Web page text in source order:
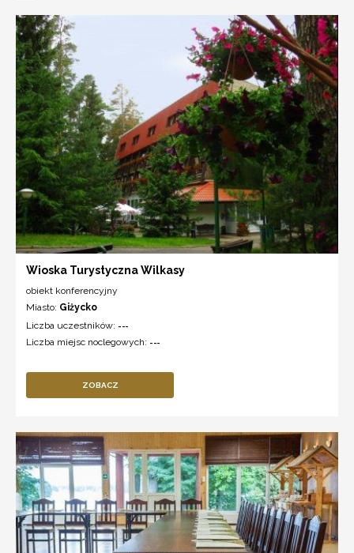
Wioska Turystyczna Wilkasy
obiekt konferencyjny
Miasto: Giżycko
Liczba uczestników: ---
Liczba miejsc noclegowych: ---
ZOBACZ